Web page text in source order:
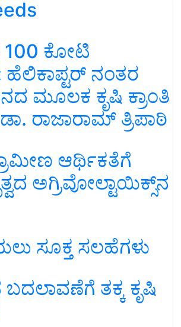
100 ಕೋಟಿ
ನಂತರ
ಮೂಲಕ ಕೃಷಿ ಕ್ರಾಂತಿ
ರಾಜಾರಾಮ್ ತ್ರಿಪಾಠಿ
ಆರ್ಥಿಕತೆಗೆ
ಅಗ್ರಿವೋಲ್ಟಾಯಿಕ್ಸ್‌ನ
ಸೂಕ್ತ ಸಲಹೆಗಳು
ತಕ್ಕ ಕೃಷಿ